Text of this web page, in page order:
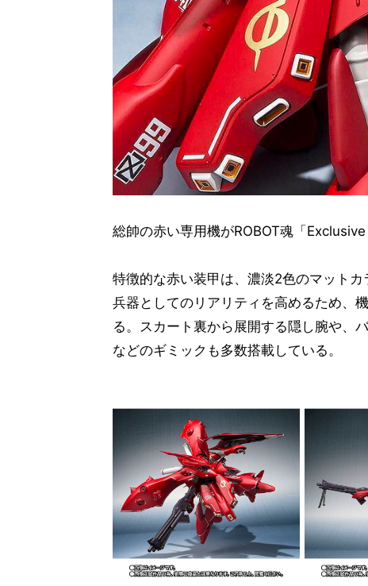
総帥の赤い専用機がROBOT魂「Exclusive
特徴的な赤い装甲は、濃淡2色のマット
兵器としてのリアリティを高めるため、
る。スカート裏から展開する隠し腕や、
などのギミックも多数搭載している。